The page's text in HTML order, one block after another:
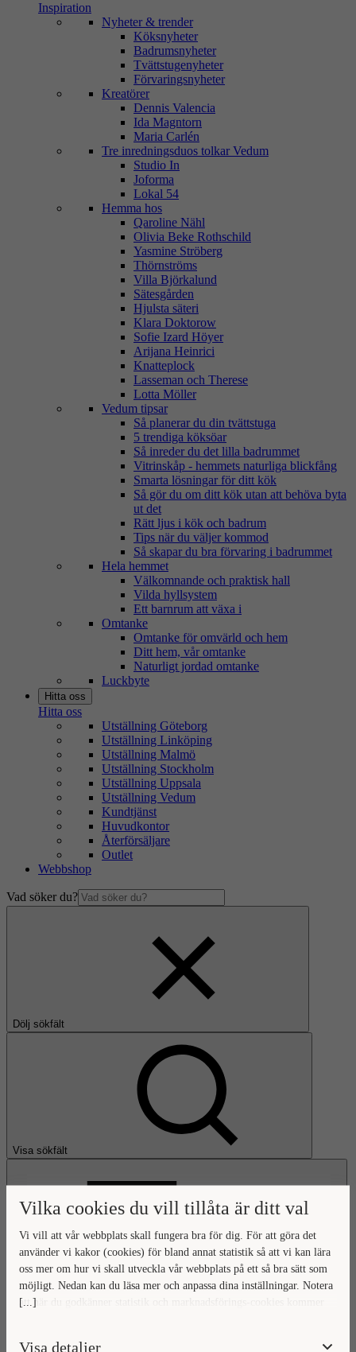
Vilka cookies du vill tillåta är ditt val
[...]
Vi vill att vår webbplats skall fungera bra för dig. För att göra det
använder vi kakor (cookies) för bland annat statistik så att vi kan lära
oss mer om hur vi skall utveckla vår webbplats på ett så bra sätt som
möjligt. Nedan kan du läsa mer och anpassa dina inställningar. Notera
att när du godkänner statistik och marknadsförings-cookies kommer
Visa detaljer
Inspiration
Nyheter & trender
Köksnyheter
Badrumsnyheter
Tvättstugenyheter
Förvaringsnyheter
Kreatörer
Dennis Valencia
Ida Magntorn
Maria Carlén
Tre inredningsduos tolkar Vedum
Studio In
Joforma
Lokal 54
Hemma hos
Qaroline Nähl
Olivia Beke Rothschild
Yasmine Ströberg
Thörnströms
Villa Björkalund
Sätesgården
Hjulsta säteri
Klara Doktorow
Sofie Izard Höyer
Arijana Heinrici
Knatteplock
Lasseman och Therese
Lotta Möller
Vedum tipsar
Så planerar du din tvättstuga
5 trendiga köksöar
Så inreder du det lilla badrummet
Vitrinskåp - hemmets naturliga blickfång
Smarta lösningar för ditt kök
Så gör du om ditt kök utan att behöva byta
ut det
Rätt ljus i kök och badrum
Tips när du väljer kommod
Så skapar du bra förvaring i badrummet
Hela hemmet
Välkomnande och praktisk hall
Vilda hyllsystem
Ett barnrum att växa i
Omtanke
Omtanke för omvärld och hem
Ditt hem, vår omtanke
Naturligt jordad omtanke
Luckbyte
Hitta oss
Hitta oss
Utställning Göteborg
Utställning Linköping
Utställning Malmö
Utställning Stockholm
Utställning Uppsala
Utställning Vedum
Kundtjänst
Huvudkontor
Återförsäljare
Outlet
Webbshop
Vad söker du?
Dölj sökfält
Visa sökfält
Gå till startsidan